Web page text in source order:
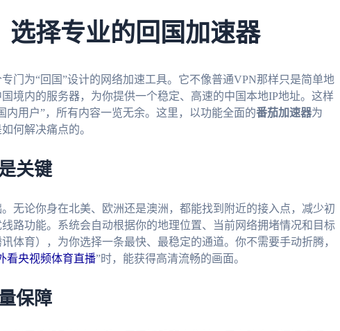
选择专业的回国加速器
门为“回国”设计的网络加速工具。它不像普通VPN那样只是简单地
境内的服务器，为你提供一个稳定、高速的中国本地IP地址。这样
内用户”，所有内容一览无余。这里，以功能全面的番茄加速器为
何解决痛点的。
关键
无论你身在北美、欧洲还是澳洲，都能找到附近的接入点，减少初
路功能。系统会自动根据你的地理位置、当前网络拥堵情况和目标
体育），为你选择一条最快、最稳定的通道。你不需要手动折腾，
看央视频体育直播”时，能获得高清流畅的画面。
保障